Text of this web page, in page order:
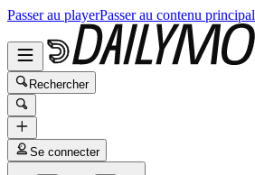
Passer au playerPasser au contenu principal
Rechercher
Se connecter